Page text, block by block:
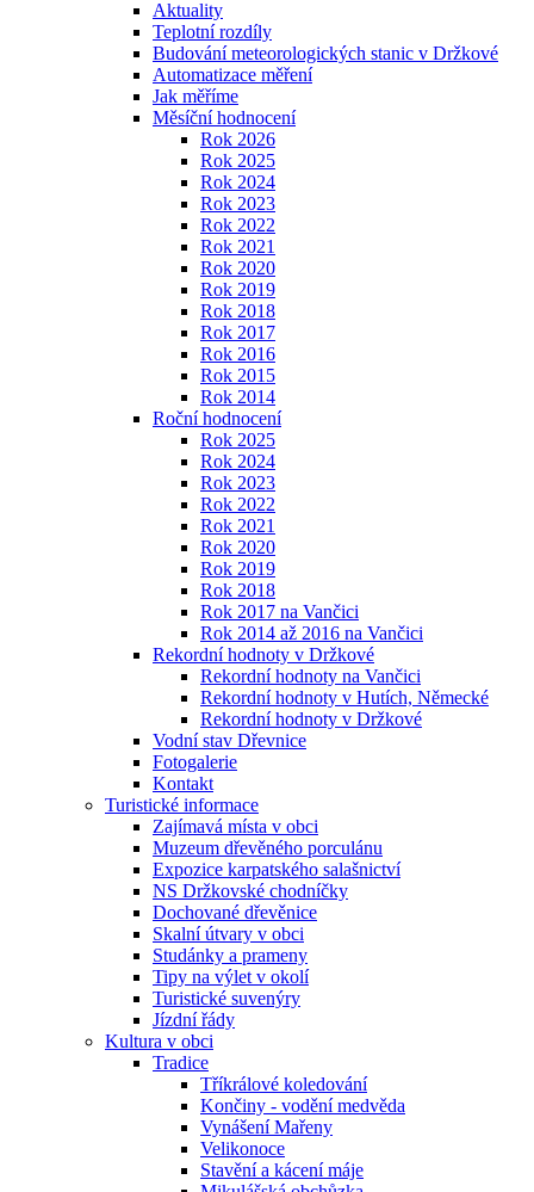
Aktuality
Teplotní rozdíly
Budování meteorologických stanic v Držkové
Automatizace měření
Jak měříme
Měsíční hodnocení
Rok 2026
Rok 2025
Rok 2024
Rok 2023
Rok 2022
Rok 2021
Rok 2020
Rok 2019
Rok 2018
Rok 2017
Rok 2016
Rok 2015
Rok 2014
Roční hodnocení
Rok 2025
Rok 2024
Rok 2023
Rok 2022
Rok 2021
Rok 2020
Rok 2019
Rok 2018
Rok 2017 na Vančici
Rok 2014 až 2016 na Vančici
Rekordní hodnoty v Držkové
Rekordní hodnoty na Vančici
Rekordní hodnoty v Hutích, Německé
Rekordní hodnoty v Držkové
Vodní stav Dřevnice
Fotogalerie
Kontakt
Turistické informace
Zajímavá místa v obci
Muzeum dřevěného porculánu
Expozice karpatského salašnictví
NS Držkovské chodníčky
Dochované dřevěnice
Skalní útvary v obci
Studánky a prameny
Tipy na výlet v okolí
Turistické suvenýry
Jízdní řády
Kultura v obci
Tradice
Tříkrálové koledování
Končiny - vodění medvěda
Vynášení Mařeny
Velikonoce
Stavění a kácení máje